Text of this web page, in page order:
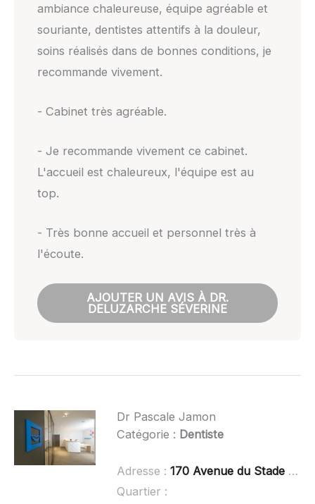
ambiance chaleureuse, équipe agréable et
souriante, dentistes attentifs à la douleur,
soins réalisés dans de bonnes conditions, je
recommande vivement.
- Cabinet très agréable.
- Je recommande vivement ce cabinet.
L'accueil est chaleureux, l'équipe est au
top.
- Très bonne accueil et personnel très à
l'écoute.
AJOUTER UN AVIS À DR.
DELUZARCHE SÉVERINE
Dr Pascale Jamon
Catégorie : Dentiste
Adresse : 170 Avenue du Stade Batiment C 2eme étage, 42170 Saint-Just-Sain
Quartier :